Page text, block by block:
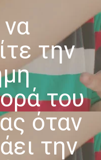
την
του
όταν
την